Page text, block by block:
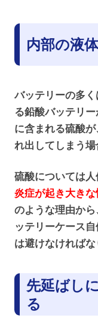
内部の液
バッテリーの多
る鉛酸バッテリ
に含まれる硫酸
れ出してしまう場
硫酸については
炎症が起き大きな
のような理由か
ッテリーケース
は避けなければな
先延ばし
る